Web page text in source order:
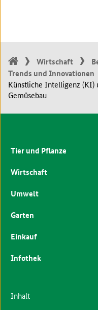
Wirtschaft
Trends und Innovationen
Künstliche Intelligenz (KI)
Gemüsebau
Tier und Pflanze
Wirtschaft
Umwelt
Garten
Einkauf
Infothek
Inhalt